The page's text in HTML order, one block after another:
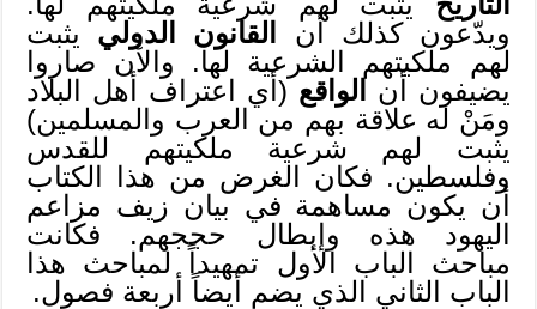
ويدّعون كذلك أن
القانون الدولي يثبت
لهم ملكيتهم الشرعية لها. والآن صاروا
يضيفون أنالواقع (أي اعتراف أهل البلاد
ومَنْ له علاقة بهم من العرب والمسلمين)
يثبت لهم شرعية ملكيتهم للقدس
وفلسطين. فكان الغرض من هذا الكتاب
أن يكون مساهمة في بيان زيف مزاعم
اليهود هذه وإبطال حججهم. فكانت
مباحث الباب الأول تمهيداً لمباحث هذا
الباب الثاني الذي يضم أيضاً أربعة فصول.